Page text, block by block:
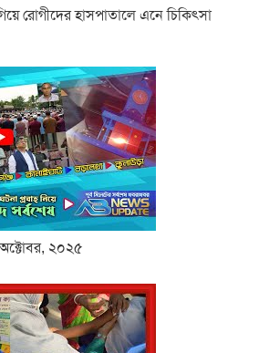
গিয়ে রোগীদের হাসপাতালে এনে চিকিৎসা
২০২৫